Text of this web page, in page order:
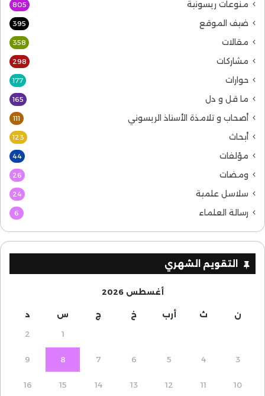
منوعات ريسونية 805
ضيف الموقع 395
مقالات 358
مشاركات 298
حوارات 177
ما قل و دل 165
أصحاب و تلامذة الأستاذ الريسوني 111
أبحاث 123
مؤلفات 44
ومضات 26
سلاسل علمية 24
رسالة العلماء 6
التقويم الشهري
أغسطس 2026
ن ث أرب خ ج س د
1
2
3
4
5
6
7
8
9
10
11
12
13
14
15
16